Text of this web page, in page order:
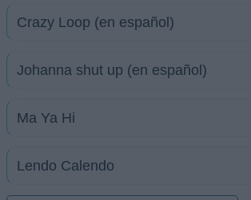
Crazy Loop (en español)
Johanna shut up (en español)
Ma Ya Hi
Lendo Calendo